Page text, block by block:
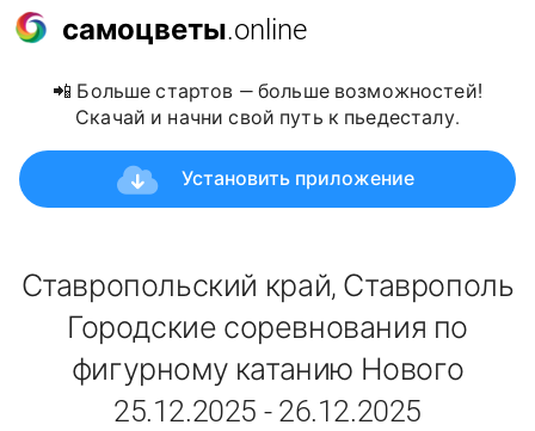
самоцветы.online
📲 Больше стартов — больше возможностей!
Скачай и начни свой путь к пьедесталу.
Установить приложение
Ставропольский край, Ставрополь
Городские соревнования по
фигурному катанию Нового
25.12.2025 - 26.12.2025